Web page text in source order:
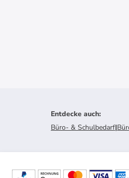
Entdecke auch:
Büro- & Schulbedarf|